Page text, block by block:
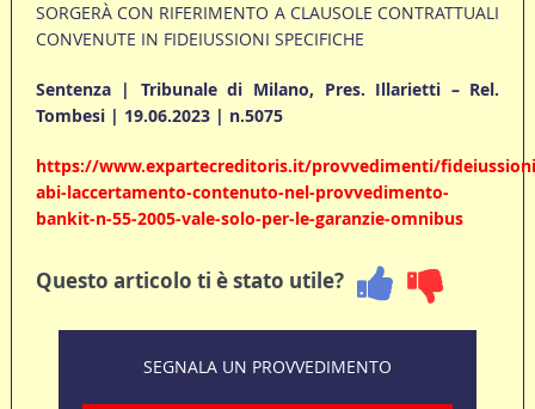
SORGERÀ CON RIFERIMENTO A CLAUSOLE CONTRATTUALI
CONVENUTE IN FIDEIUSSIONI SPECIFICHE
Sentenza | Tribunale di Milano, Pres. Illarietti – Rel.
Tombesi | 19.06.2023 | n.5075
https://www.expartecreditoris.it/provvedimenti/
abi-laccertamento-contenuto-nel-provvedimento-
bankit-n-55-2005-vale-solo-per-le-garanzie-omnibus
Questo articolo ti è stato utile?
SEGNALA UN PROVVEDIMENTO